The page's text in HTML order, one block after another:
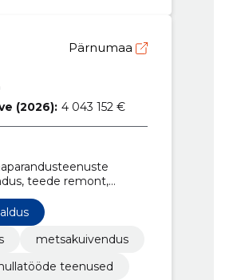
Pärnumaa
(2026): 4 043 152 €
teede remont,
metsakuivendus
teenused